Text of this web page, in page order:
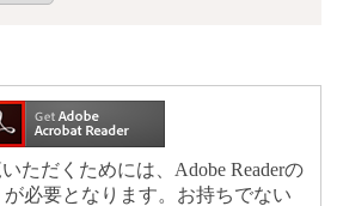
ただくためには、Adobe Readerの
必要となります。お持ちでない